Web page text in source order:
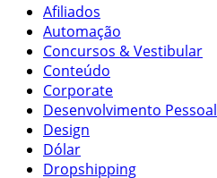
Afiliados
Automação
Concursos & Vestibular
Conteúdo
Corporate
Desenvolvimento Pessoal
Design
Dólar
Dropshipping